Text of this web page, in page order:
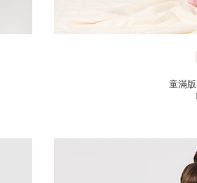
童滿